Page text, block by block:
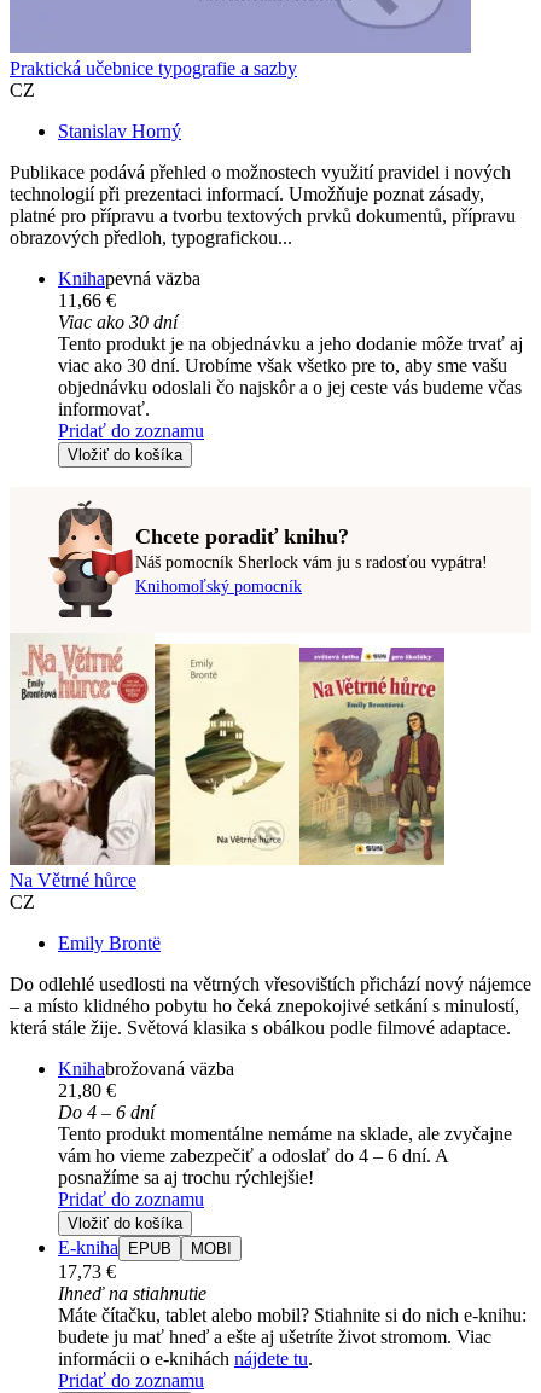
Praktická učebnice typografie a sazby
CZ
Stanislav Horný
Publikace podává přehled o možnostech využití pravidel i nových
technologií při prezentaci informací. Umožňuje poznat zásady,
platné pro přípravu a tvorbu textových prvků dokumentů, přípravu
obrazových předloh, typografickou...
Knihapevná väzba
11,66 €
Viac ako 30 dní
Tento produkt je na objednávku a jeho dodanie môže trvať aj
viac ako 30 dní. Urobíme však všetko pre to, aby sme vašu
objednávku odoslali čo najskôr a o jej ceste vás budeme včas
informovať.
Pridať do zoznamu
Vložiť do košíka
Chcete poradiť knihu?
Náš pomocník Sherlock vám ju s radosťou vypátra!
Knihomoľský pomocník
Na Větrné hůrce
CZ
Emily Brontë
Do odlehlé usedlosti na větrných vřesovištích přichází nový nájemce
– a místo klidného pobytu ho čeká znepokojivé setkání s minulostí,
která stále žije. Světová klasika s obálkou podle filmové adaptace.
Knihabrožovaná väzba
21,80 €
Do 4 – 6 dní
Tento produkt momentálne nemáme na sklade, ale zvyčajne
vám ho vieme zabezpečiť a odoslať do 4 – 6 dní. A
posnažíme sa aj trochu rýchlejšie!
Pridať do zoznamu
Vložiť do košíka
E-kniha EPUB MOBI
17,73 €
Ihneď na stiahnutie
Máte čítačku, tablet alebo mobil? Stiahnite si do nich e-knihu:
budete ju mať hneď a ešte aj ušetríte život stromom. Viac
informácii o e-knihách nájdete tu.
Pridať do zoznamu